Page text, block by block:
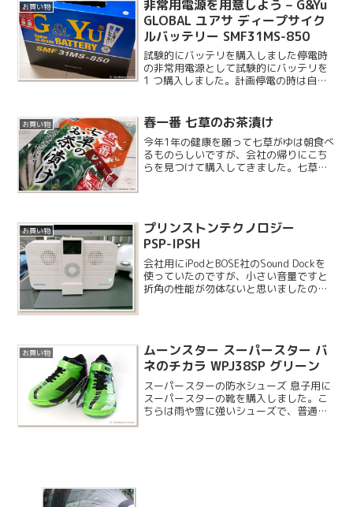
お買い物
非常用電源を用意しよう – G&Yu
GLOBAL ユアサ ディープサイク
ルバッテリー SMF31MS-850
試験的にバッテリを購入しました停電時
の非常用電源として試験的にバッテリを
1 つ購入しました。計画停電の時は自宅
えて用意しました。実際どうなるか見極
めてからにするべきか...
お買い物 春一番 七草のお茶漬け
今年1年の健康を願って七草がゆは朝食べ
るものらしいですが、会社の帰りにこち
らを見つけて購入してきました。七草が
お買い物
プリンストンテクノロジー
PSP-IPSH
会社用にiPodとBOSE社のSound Dockを
使っていたのですが、小さい音量ですと
折角の性能が勿体ないと思いましたの
お買い物
ムーンスター スーパースター バ
ネのチカラ WPJ38SP グリーン
スーパースターの防水シューズ 息子用に
スーパースターの靴を購入しました。こ
ちらは雨や雪に強いシューズで、普通の